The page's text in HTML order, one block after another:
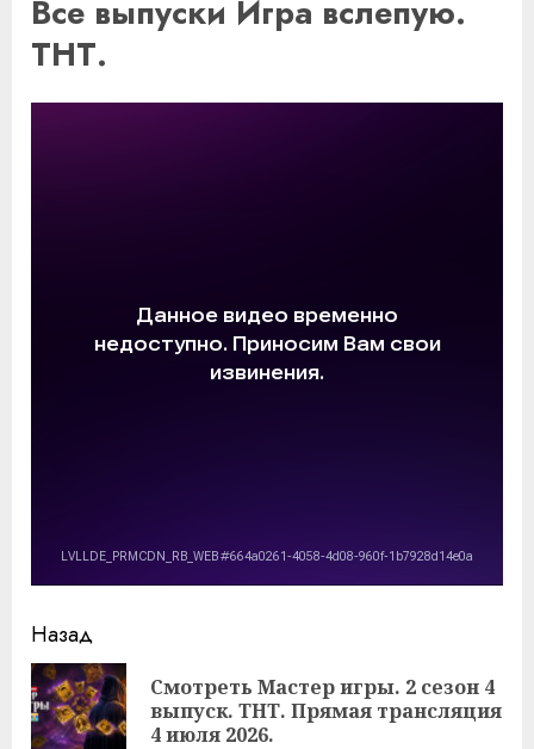
Все выпуски Игра вслепую.
ТНТ.
Продолжить
чтение
Назад
Смотреть Мастер игры. 2 сезон 4
выпуск. ТНТ. Прямая трансляция
4 июля 2026.